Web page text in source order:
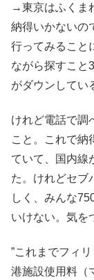
→東京はふくま
納得いかないの
行ってみること
ながら探すこと
がダウンしてい
けれど電話で調
こと。これで納
ていて、国内線
た。けれどセブ
しく、みんな
いけない。気を
”これまでフィ
港施設使用料（